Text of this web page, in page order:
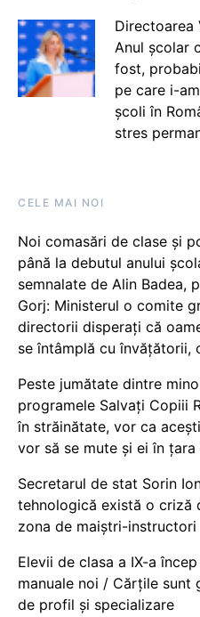
Directoarea
Anul școlar
fost,
pe care i-
școli în
stres
CELE MAI NOI
Noi comasări de clase și
până la debutul anului
semnalate de Alin Badea,
Gorj: Ministerul o comite
directorii disperați că
se întâmplă cu învățătorii,
Peste jumătate dintre
programele Salvați Copiii
în străinătate, vor ca
vor să se mute și ei în țara
Secretarul de stat Sorin
tehnologică există o criză
zona de maiștri-instructori
Elevii de clasa a IX-a
manuale noi / Cărțile
de profil și specializare